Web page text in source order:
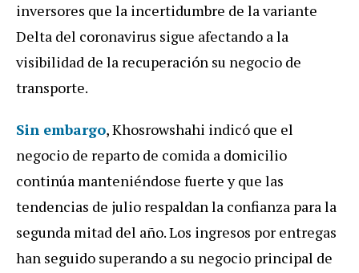
inversores que la incertidumbre de la variante
Delta del coronavirus sigue afectando a la
visibilidad de la recuperación su negocio de
transporte.
Sin embargo, Khosrowshahi indicó que el
negocio de reparto de comida a domicilio
continúa manteniéndose fuerte y que las
tendencias de julio respaldan la confianza para la
segunda mitad del año. Los ingresos por entregas
han seguido superando a su negocio principal de